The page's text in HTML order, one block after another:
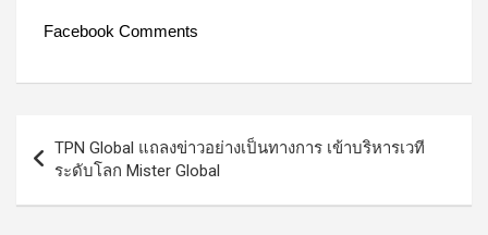
Facebook Comments
navigation
TPN Global แถลงข่าวอย่างเป็นทางการ เข้าบริหารเวที
ระดับโลก Mister Global